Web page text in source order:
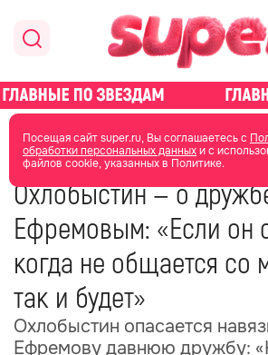
Посещая сайт super.ru, Вы соглашаетесь с
обработки персональных данныхи с
файлов cookie, указанных в Политике.
главная новости о звездах
22 февраля 14:57
Охлобыстин — о
Ефремовым: «Если он
когда не общается со
так и будет»
Охлобыстин опасается
Ефремову давнюю дружбу: